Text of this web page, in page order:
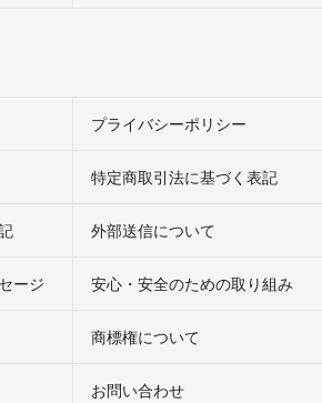
プライバシーポリシー
特定商取引法に基づく表記
外部送信について
ージ 安心・安全のための取り組み
商標権について
お問い合わせ